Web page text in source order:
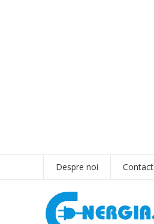
Despre noi Contact